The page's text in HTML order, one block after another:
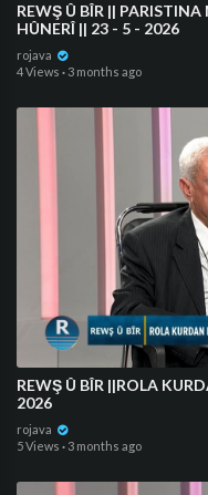
⁣REWŞ Û BÎR ||
HÛNERÎ || 23 - 5 - 2026
rojava
4 Views · 3 months ago
⁣REWŞ Û BÎR ||ROLA KURDA DI AVAKIRINA ISLAMÎ DE || 9 - 5 -
2026
rojava
5 Views · 3 months ago